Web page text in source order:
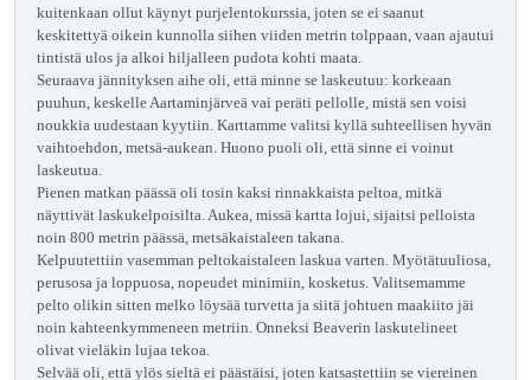
kuitenkaan ollut käynyt purjelentokurssia, joten se ei saanut
keskitettyä oikein kunnolla siihen viiden metrin tolppaan, vaan ajautui
tintistä ulos ja alkoi hiljalleen pudota kohti maata.
Seuraava jännityksen aihe oli, että minne se laskeutuu: korkeaan
puuhun, keskelle Aartaminjärveä vai peräti pellolle, mistä sen voisi
noukkia uudestaan kyytiin. Karttamme valitsi kyllä suhteellisen hyvän
vaihtoehdon, metsä-aukean. Huono puoli oli, että sinne ei voinut
laskeutua.
Pienen matkan päässä oli tosin kaksi rinnakkaista peltoa, mitkä
näyttivät laskukelpoisilta. Aukea, missä kartta lojui, sijaitsi pelloista
noin 800 metrin päässä, metsäkaistaleen takana.
Kelpuutettiin vasemman peltokaistaleen laskua varten. Myötätuuliosa,
perusosa ja loppuosa, nopeudet minimiin, kosketus. Valitsemamme
pelto olikin sitten melko löysää turvetta ja siitä johtuen maakiito jäi
noin kahteenkymmeneen metriin. Onneksi Beaverin laskutelineet
olivat vieläkin lujaa tekoa.
Selvää oli, että ylös sieltä ei päästäisi, joten katsastettiin se viereinen